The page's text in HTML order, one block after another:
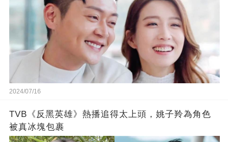
2024/07/16
TVB《反黑英雄》熱播追得太上頭，姚子羚為角色
被真冰塊包裹